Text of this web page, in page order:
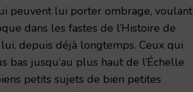
peuvent lui porter ombrage, voulant
dans les fastes de l’Histoire de
depuis déjà longtemps. Ceux qui
bas jusqu’au plus haut de l’Échelle
petits sujets de bien petites